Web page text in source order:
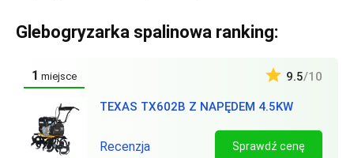
Glebogryzarka spalinowa ranking:
1 miejsce
TEXAS TX602B Z NAPĘDEM 4.5KW
9.5/10
Recenzja Sprawdź cenę